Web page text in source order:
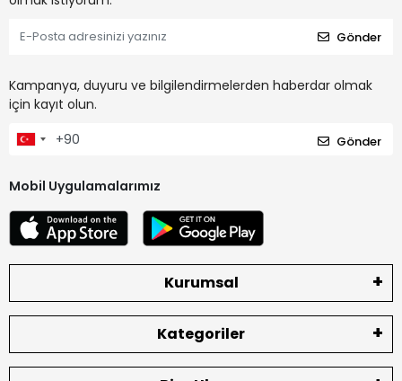
Gönder
Kampanya, duyuru ve bilgilendirmelerden haberdar olmak
için kayıt olun.
Gönder
Mobil Uygulamalarımız
Kurumsal
Kategoriler